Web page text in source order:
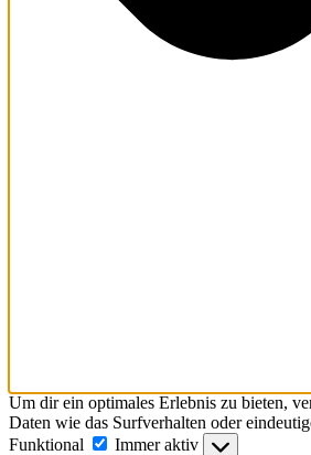
Um dir ein optimales Erlebnis zu bieten,
Daten wie das Surfverhalten oder
Funktional
Funktional
Immer aktiv